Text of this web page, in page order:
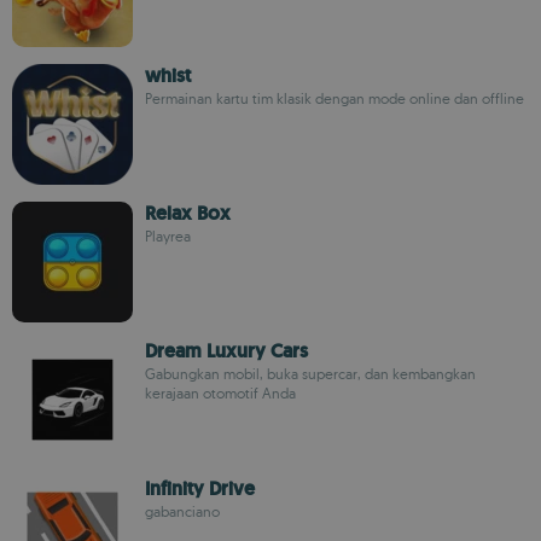
whist
Permainan kartu tim klasik dengan mode online dan offline
Relax Box
Playrea
Dream Luxury Cars
Gabungkan mobil, buka supercar, dan kembangkan
kerajaan otomotif Anda
Infinity Drive
gabanciano